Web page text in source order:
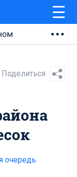
Поделиться
очередь